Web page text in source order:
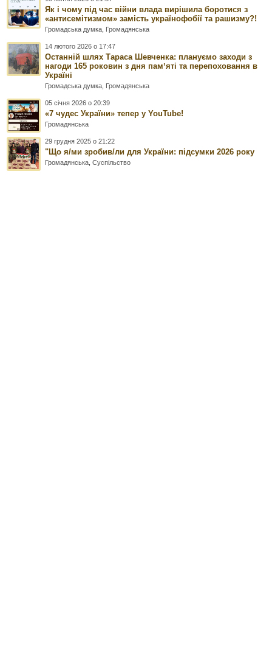
Як і чому під час війни влада вирішила боротися з
«антисемітизмом» замість українофобії та рашизму?!
Громадська думка Громадянська
14 лютого 2026 о 17:47
Останній шлях Тараса Шевченка: плануємо заходи з
нагоди 165 роковин з дня памʼяті та перепоховання в
Україні
Громадська думка Громадянська
05 січня 2026 о 20:39
«7 чудес України» тепер у YouTube!
Громадянська
29 грудня 2025 о 21:22
"Що я/ми зробив/ли для України: підсумки 2026 року
Громадянська ,Суспільство